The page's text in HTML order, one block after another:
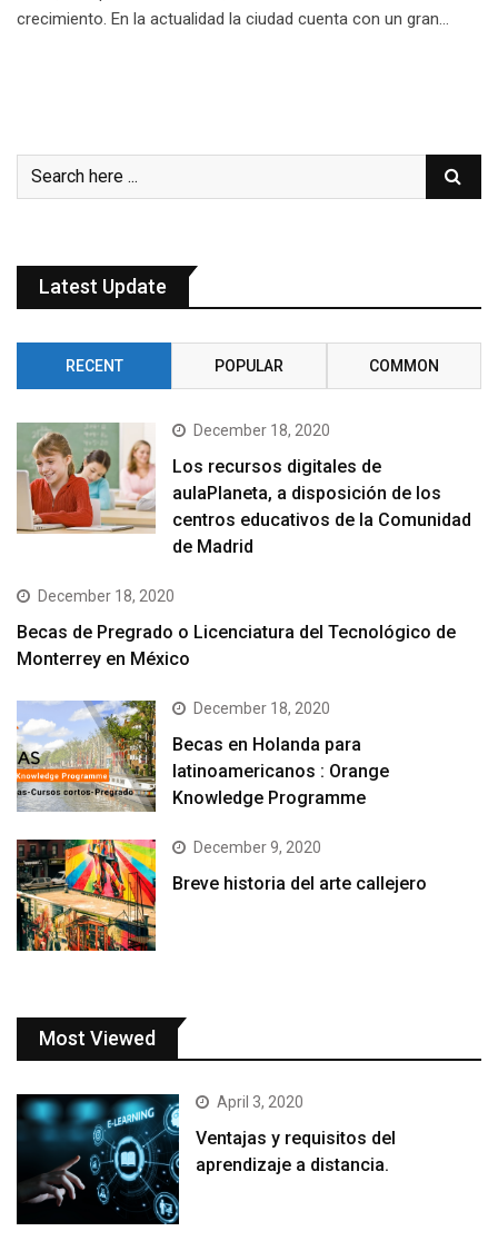
crecimiento. En la actualidad la ciudad cuenta con un gran…
Latest Update
RECENT POPULAR COMMON
December 18, 2020
Los recursos digitales de
aulaPlaneta, a disposición de los
centros educativos de la Comunidad
de Madrid
December 18, 2020
Becas de Pregrado o Licenciatura del Tecnológico de
Monterrey en México
December 18, 2020
Becas en Holanda para
latinoamericanos : Orange
Knowledge Programme
December 9, 2020
Breve historia del arte callejero
Most Viewed
April 3, 2020
Ventajas y requisitos del
aprendizaje a distancia.